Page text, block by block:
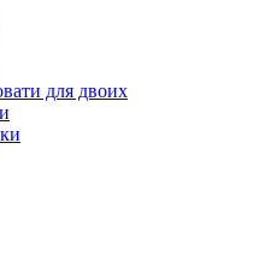
для двоих